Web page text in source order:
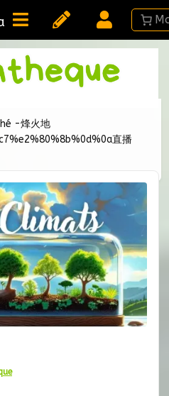
-烽火地
直播